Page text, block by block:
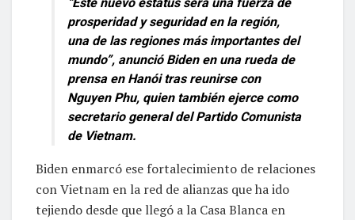
prosperidad y seguridad en la región,
una de las regiones más importantes del
mundo”, anunció Biden en una rueda de
prensa en Hanói tras reunirse con
Nguyen Phu, quien también ejerce como
secretario general del Partido Comunista
de Vietnam.
Biden enmarcó ese fortalecimiento de relaciones
con Vietnam en la red de alianzas que ha ido
tejiendo desde que llegó a la Casa Blanca en